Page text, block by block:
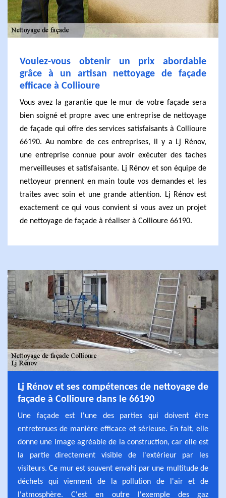
Voulez-vous obtenir un prix abordable
grâce à un artisan nettoyage de façade
efficace à Collioure
Vous avez la garantie que le mur de votre façade sera
bien soigné et propre avec une entreprise de nettoyage
de façade qui offre des services satisfaisants à Collioure
66190. Au nombre de ces entreprises, il y a Lj Rénov,
une entreprise connue pour avoir exécuter des taches
merveilleuses et satisfaisante. Lj Rénov et son équipe de
nettoyeur prennent en main toute vos demandes et les
traites avec soin et une grande attention. Lj Rénov est
exactement ce qui vous convient si vous avez un projet
de nettoyage de façade à réaliser à Collioure 66190.
Lj Rénov et ses compétences de nettoyage de
façade à Collioure dans le 66190
Une façade est l'une des parties qui doivent être
entretenues de manière efficace et sérieuse. En fait, elle
donne une image agréable de la construction, car elle est
la partie directement visible de l'extérieur par les
visiteurs. Ce mur est souvent envahi par une multitude de
déchets qui viennent de la pollution de l'air et de
l'atmosphère. C'est en outre l'exemple des gaz